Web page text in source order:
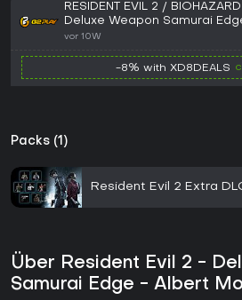
RESIDENT EVIL 2 /
Deluxe Weapon Samurai
Chris & Jill Model Bundle DLC
vor 10W
-8% with XD8DEALS
Packs (1)
Resident Evil 2 Extra
Über Resident Evil 2 -
Samurai Edge - Albert